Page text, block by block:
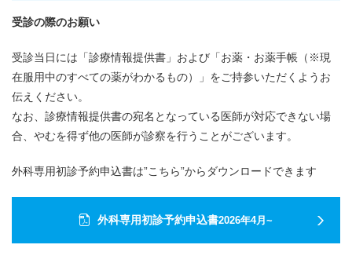
受診の際のお願い
受診当日には「診療情報提供書」および「お薬・お薬手帳（※現
在服用中のすべての薬がわかるもの）」をご持参いただくようお
伝えください。
なお、診療情報提供書の宛名となっている医師が対応できない場
合、やむを得ず他の医師が診察を行うことがございます。
外科専用初診予約申込書は”こちら”からダウンロードできます
外科専用初診予約申込書2026年4月~